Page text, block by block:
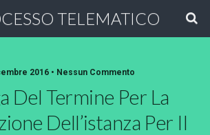
TELEMATICO
2016 • Nessun Commento
Del Termine Per La
Dell’istanza Per Il